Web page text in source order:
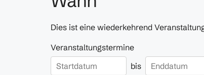
Dies ist eine wiederkehrend
Veranstaltungstermine
bis